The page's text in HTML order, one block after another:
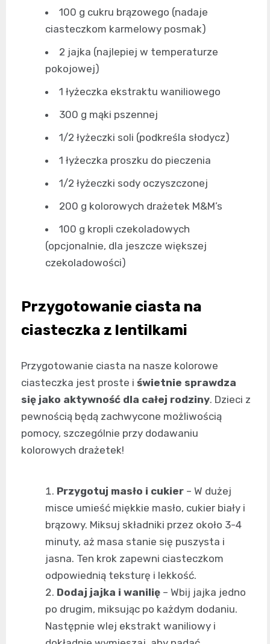
100 g cukru brązowego (nadaje
ciasteczkom karmelowy posmak)
2 jajka (najlepiej w temperaturze
pokojowej)
1 łyżeczka ekstraktu waniliowego
300 g mąki pszennej
1/2 łyżeczki soli (podkreśla słodycz)
1 łyżeczka proszku do pieczenia
1/2 łyżeczki sody oczyszczonej
200 g kolorowych drażetek M&M’s
100 g kropli czekoladowych
(opcjonalnie, dla jeszcze większej
czekoladowości)
Przygotowanie ciasta na
ciasteczka z lentilkami
Przygotowanie ciasta na nasze kolorowe
ciasteczka jest proste i świetnie sprawdza
się jako aktywność dla całej rodziny. Dzieci z
pewnością będą zachwycone możliwością
pomocy, szczególnie przy dodawaniu
kolorowych drażetek!
Przygotuj masło i cukier – W dużej
misce umieść miękkie masło, cukier biały i
brązowy. Miksuj składniki przez około 3-4
minuty, aż masa stanie się puszysta i
jasna. Ten krok zapewni ciasteczkom
odpowiednią teksturę i lekkość.
Dodaj jajka i wanilię – Wbij jajka jedno
po drugim, miksując po każdym dodaniu.
Następnie wlej ekstrakt waniliowy i